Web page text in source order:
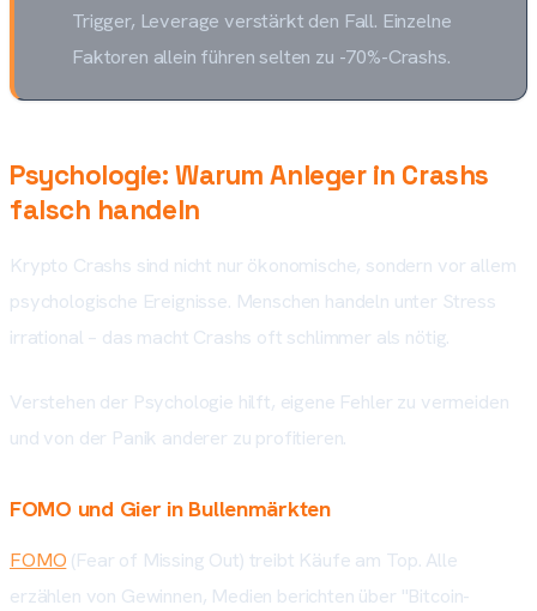
Trigger, Leverage verstärkt den Fall. Einzelne
Faktoren allein führen selten zu -70%-Crashs.
Psychologie: Warum Anleger in Crashs
falsch handeln
Krypto Crashs sind nicht nur ökonomische, sondern vor allem
psychologische Ereignisse. Menschen handeln unter Stress
irrational – das macht Crashs oft schlimmer als nötig.
Verstehen der Psychologie hilft, eigene Fehler zu vermeiden
und von der Panik anderer zu profitieren.
FOMO und Gier in Bullenmärkten
FOMO (Fear of Missing Out) treibt Käufe am Top. Alle
erzählen von Gewinnen, Medien berichten über "Bitcoin-